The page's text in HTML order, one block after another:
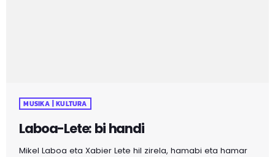
MUSIKA | KULTURA
Laboa-Lete: bi handi
Mikel Laboa eta Xabier Lete hil zirela, hamabi eta hamar